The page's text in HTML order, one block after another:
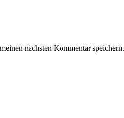
nächsten Kommentar speichern.